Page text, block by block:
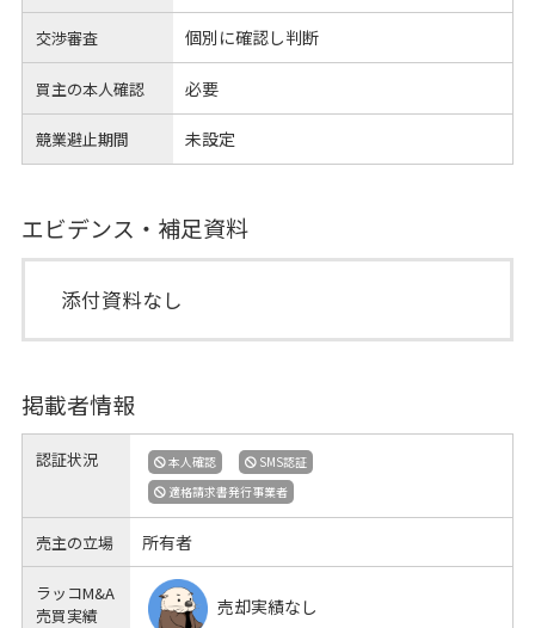
交渉審査 個別に確認し判断
買主の本人確認 必要
競業避止期間 未設定
エビデンス・補足資料
添付資料なし
掲載者情報
認証状況 本人確認
SMS認証
適格請求書発行事業者
売主の立場 所有者
ラッコM&A
売買実績
売却実績なし